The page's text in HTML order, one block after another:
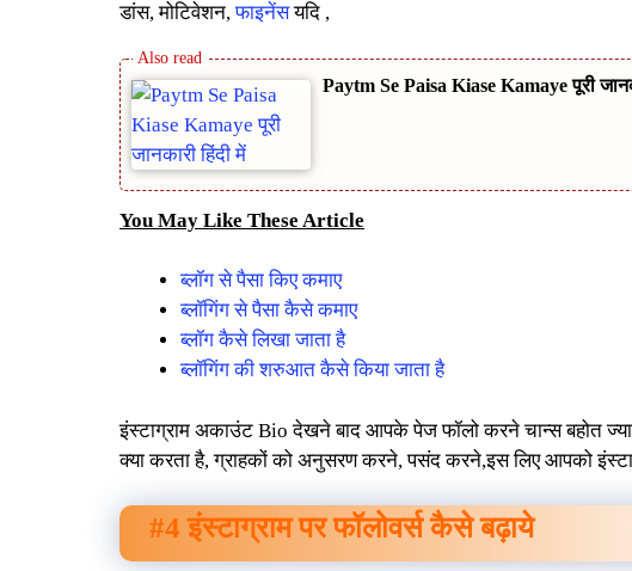
डांस, मोटिवेशन,फाइनेंसयदि ,
Paytm Se Paisa Kiase Kamaye पूरी
You May Like These Article
ब्लॉग से पैसा किए कमाए
ब्लॉगिंग से पैसा कैसे कमाए
ब्लॉग कैसे लिखा जाता है
ब्लॉगिंग की शरुआत कैसे किया जाता है
इंस्टाग्राम अकाउंट Bio देखने बाद आपके पेज फॉलो करने चान्स बहोत
क्या करता है, ग्राहकों को अनुसरण करने, पसंद करने,इस लिए आपको
#4 इंस्टाग्राम पर फॉलोवर्स कैसे बढ़ाये